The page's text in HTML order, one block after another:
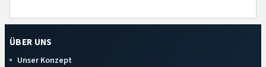
ÜBER UNS
Unser Konzept